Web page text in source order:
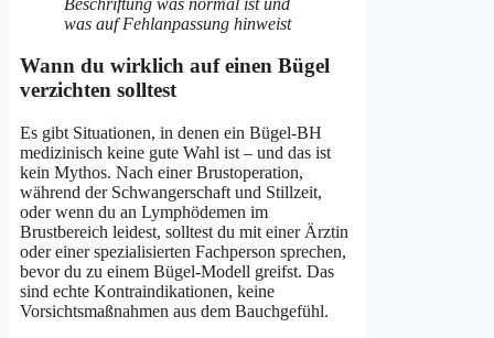
Wann du wirklich auf einen Bügel
verzichten solltest
Es gibt Situationen, in denen ein Bügel-BH
medizinisch keine gute Wahl ist – und das ist
kein Mythos. Nach einer Brustoperation,
während der Schwangerschaft und Stillzeit,
oder wenn du an Lymphödemen im
Brustbereich leidest, solltest du mit einer Ärztin
oder einer spezialisierten Fachperson sprechen,
bevor du zu einem Bügel-Modell greifst. Das
sind echte Kontraindikationen, keine
Vorsichtsmaßnahmen aus dem Bauchgefühl.